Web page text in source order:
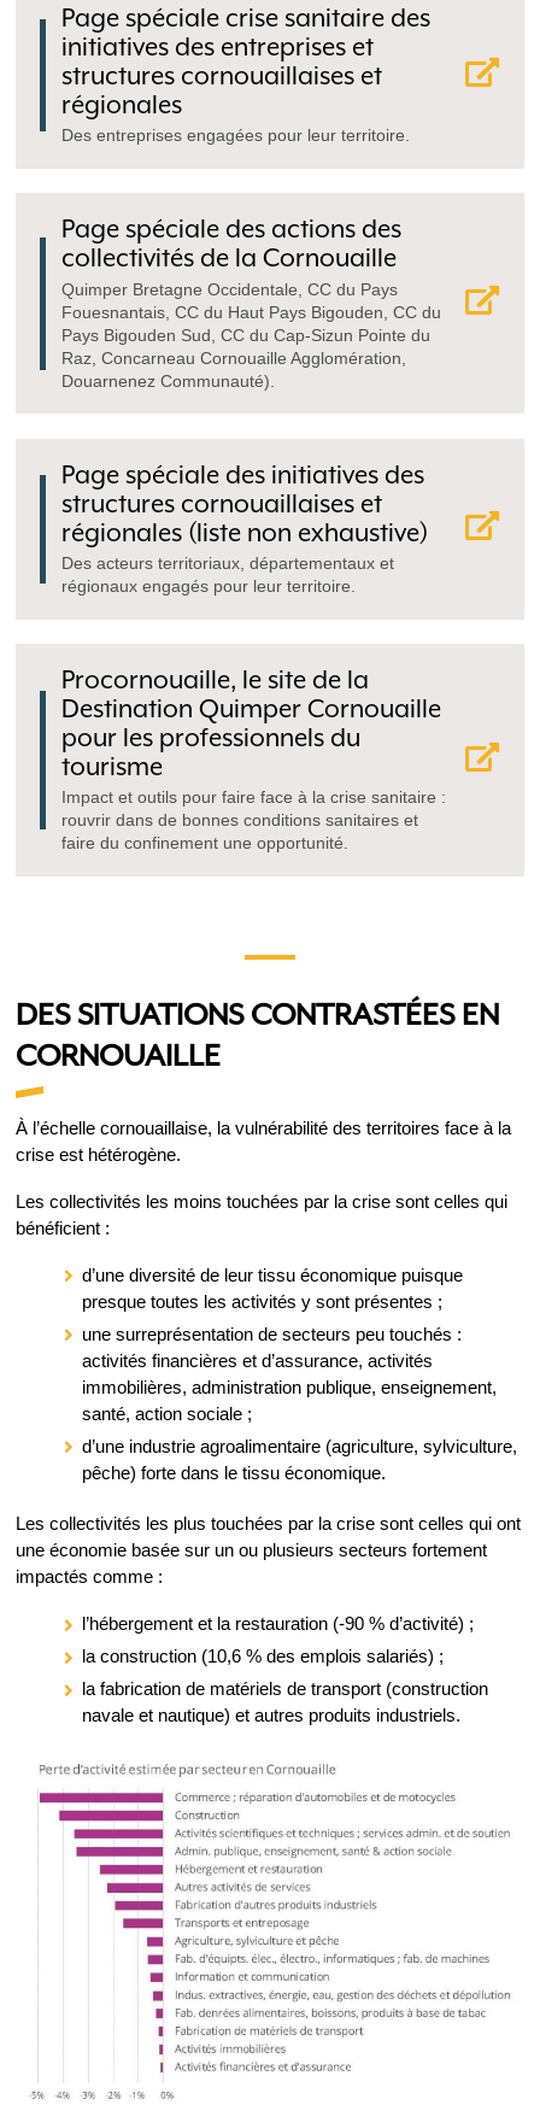
Page spéciale crise sanitaire des
initiatives des entreprises et
structures cornouaillaises et
régionales
Des entreprises engagées pour leur territoire.
Page spéciale des actions des
collectivités de la Cornouaille
Quimper Bretagne Occidentale, CC du Pays
Fouesnantais, CC du Haut Pays Bigouden, CC du
Pays Bigouden Sud, CC du Cap-Sizun Pointe du
Raz, Concarneau Cornouaille Agglomération,
Douarnenez Communauté).
Page spéciale des initiatives des
structures cornouaillaises et
régionales (liste non exhaustive)
Des acteurs territoriaux, départementaux et
régionaux engagés pour leur territoire.
Procornouaille, le site de la
Destination Quimper Cornouaille
pour les professionnels du
tourisme
Impact et outils pour faire face à la crise sanitaire :
rouvrir dans de bonnes conditions sanitaires et
faire du confinement une opportunité.
DES SITUATIONS CONTRASTÉES EN
CORNOUAILLE
À l’échelle cornouaillaise, la vulnérabilité des territoires face à la
crise est hétérogène.
Les collectivités les moins touchées par la crise sont celles qui
bénéficient :
d’une diversité de leur tissu économique puisque
presque toutes les activités y sont présentes ;
une surreprésentation de secteurs peu touchés :
activités financières et d’assurance, activités
immobilières, administration publique, enseignement,
santé, action sociale ;
d’une industrie agroalimentaire (agriculture, sylviculture,
pêche) forte dans le tissu économique.
Les collectivités les plus touchées par la crise sont celles qui ont
une économie basée sur un ou plusieurs secteurs fortement
impactés comme :
l’hébergement et la restauration (-90 % d’activité) ;
la construction (10,6 % des emplois salariés) ;
la fabrication de matériels de transport (construction
navale et nautique) et autres produits industriels.